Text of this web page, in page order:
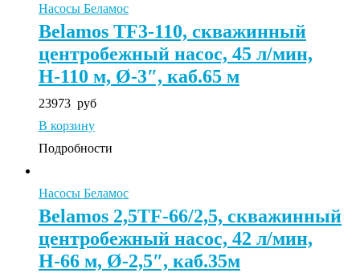
Насосы Беламос
Belamos TF3-110, скважинный
центробежный насос, 45 л/мин,
Н-110 м, Ø-3″, каб.65 м
23973 руб
В корзину
Подробности
Насосы Беламос
Belamos 2,5TF-66/2,5, скважинный
центробежный насос, 42 л/мин,
Н-66 м, Ø-2,5″, каб.35м